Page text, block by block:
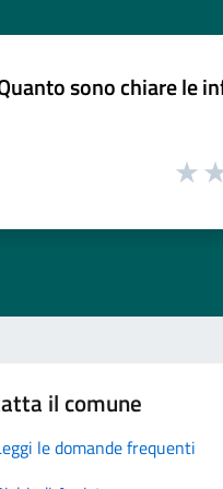
sono chiare le
il comune
le domande frequenti